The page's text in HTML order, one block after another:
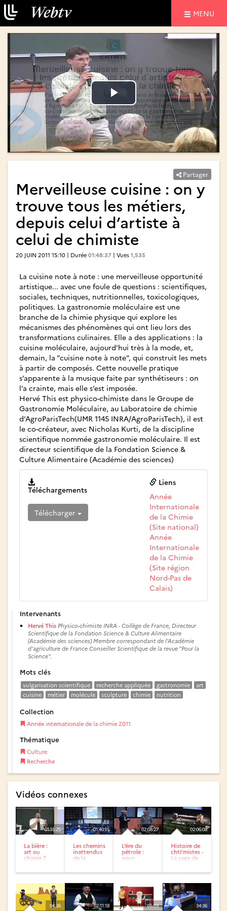
MENU
Lire
la
vidéo
Lire
la
vidéo
Partager
Merveilleuse cuisine : on y
trouve tous les métiers,
depuis celui d’artiste à
celui de chimiste
20 JUIN 2011 15:10 | Durée 01:48:37 | Vues 1,535
La cuisine note à note : une merveilleuse opportunité
artistique... avec une foule de questions : scientifiques,
sociales, techniques, nutritionnelles, toxicologiques,
politiques. La gastronomie moléculaire est une
branche de la chimie physique qui explore les
mécanismes des phénomènes qui ont lieu lors des
transformations culinaires. Elle a des applications : la
cuisine moléculaire, aujourd’hui très à la mode, et,
demain, la "cuisine note à note", qui construit les mets
à partir de composés. Cette nouvelle pratique
s’apparente à la musique faite par synthétiseurs : on
l’a crainte, mais elle s’est imposée.
Hervé This est physico-chimiste dans le Groupe de
Gastronomie Moléculaire, au Laboratoire de chimie
d’AgroParisTech(UMR 1145 INRA/AgroParisTech), il est
le co-créateur, avec Nicholas Kurti, de la discipline
scientifique nommée gastronomie moléculaire. Il est
directeur scientifique de la Fondation Science &
Culture Alimentaire (Académie des sciences)
Téléchargements
Télécharger
Liens
Année
Internationale
de la Chimie
(Site national)
Année
Internationale
de la Chimie
(Site région
Nord-Pas de
Calais)
Intervenants
Hervé This Physico-chimiste INRA - Collège de France, Directeur
Scientifique de la Fondation Science & Culture Alimentaire
(Académie des sciences) Membre correspondant de l’Académie
d’agriculture de France Conseiller Scientifique de la revue "Pour la
Science".
Mots clés
vulgarisation scientifique recherche appliquée gastronomie
art
cuisine
métier molécule sculpture chimie nutrition
Collection
Année internationale de la chimie 2011
Thématique
Culture
Recherche
Vidéos connexes
01:15:25
La bière :
art ou
chimie ?
01:40:15
Les chemins
inattendus
de la
02:08:27
L’ére du
pétrole :
pour
02:06:08
Histoire de
chti’mistes -
La saga de
04:36 02:11:18 05:03 34:36